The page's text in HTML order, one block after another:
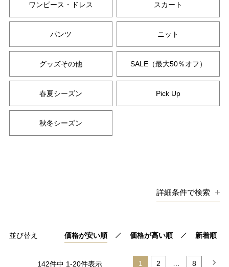
ワンピース・ドレス スカート
パンツ ニット
グッズその他 SALE（最大50％オフ）
春夏シーズン Pick Up
秋冬シーズン
詳細条件で検索
並び替え 価格が安い順 価格が高い順 新着順
142件中 1-20件表示 1 2 8